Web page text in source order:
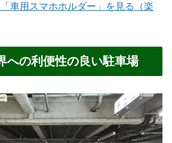
車用スマホホルダー」を見る（楽
への利便性の良い駐車場